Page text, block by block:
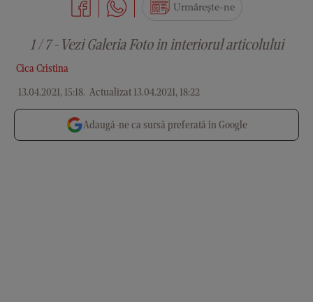
Cica Cristina
13.04.2021, 15:18. Actualizat 13.04.2021, 18:22
Urmărește-ne
1 / 7 - Vezi Galeria Foto in interiorul articolului
Adaugă-ne ca sursă preferată în Google